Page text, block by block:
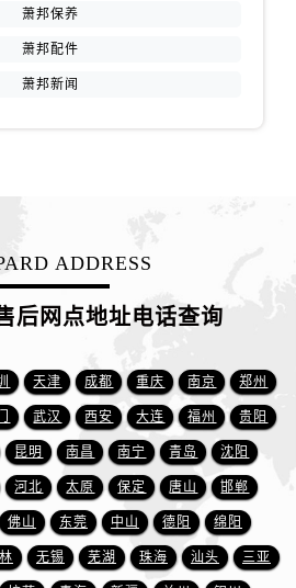
江西省九江市浔阳区浔阳路萧邦售后服务中心（需提前预约）
山东省东营市东营区济南路萧邦售后服务中心（需提前预约）
山东省济南市历下区经十路11111号华润中心写字楼（万象城）15层1508室萧邦售后服务中心（需提前预约）
山东省济宁市任城区太白楼路萧邦售后服务中心（需提前预约）
山东省莱芜市文化南路8号银座商城名表维修一楼名表维修萧邦售后服务中心（需提前预约）
山东省临沂市兰山区解放路萧邦售后服务中心（需提前预约）
山东省日照市东港区烟台路萧邦售后服务中心（需提前预约）
山东省泰安市泰山区财源街道泰山大街萧邦售后服务中心（需提前预约）
萧邦保养
萧邦配件
萧邦新闻
ADDRESS
后网点地址电话查询
天津 成都 重庆 南京 郑州
武汉 西安 大连 福州 贵阳
昆明 南昌 南宁 青岛 沈阳
河北 太原 保定 唐山 邯郸
佛山 东莞 中山 德阳 绵阳
无锡 芜湖 珠海 汕头 三亚